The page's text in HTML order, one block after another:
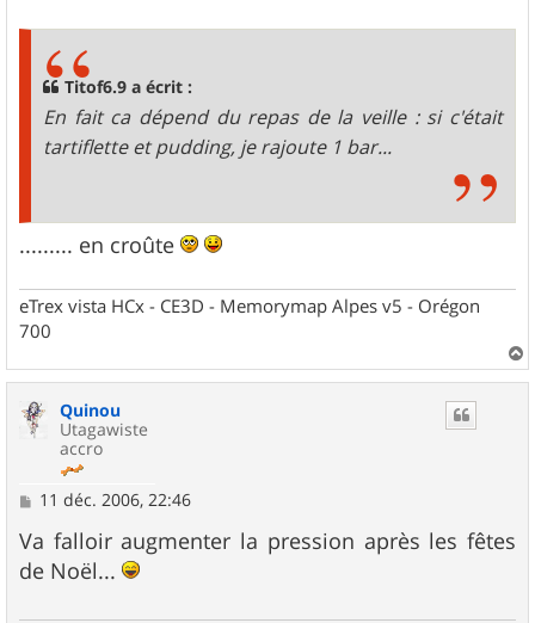
Titof6.9 a écrit :
En fait ca dépend du repas de la veille : si c'était
tartiflette et pudding, je rajoute 1 bar...
......... en croûte
eTrex vista HCx - CE3D - Memorymap Alpes v5 - Orégon
700
a
Quinou
Utagawiste
accro
M
s
s
a
11 déc. 2006, 22:46
Va falloir augmenter la pression après les fêtes
de Noël...